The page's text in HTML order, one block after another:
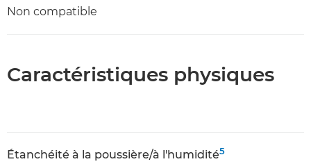
Non compatible
Caractéristiques physiques
Étanchéité à la poussière/à l'humidité5